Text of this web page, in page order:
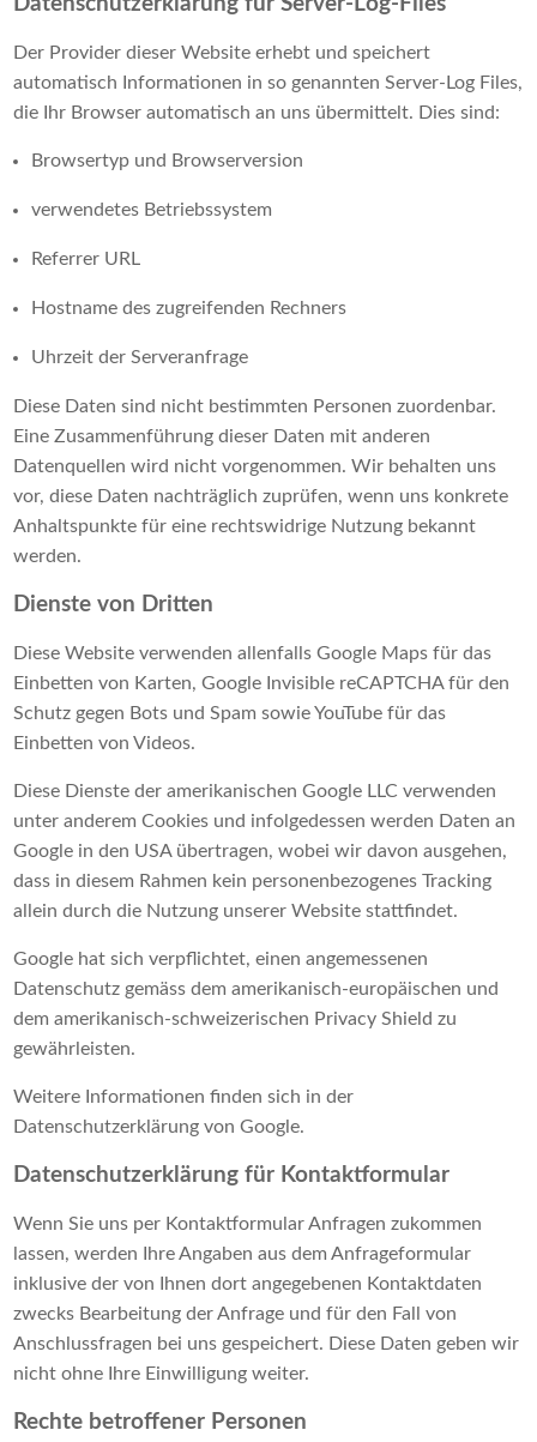
Datenschutzerklärung für Server-Log-Files
Der Provider dieser Website erhebt und speichert
automatisch Informationen in so genannten Server-Log Files,
die Ihr Browser automatisch an uns übermittelt. Dies sind:
Browsertyp und Browserversion
verwendetes Betriebssystem
Referrer URL
Hostname des zugreifenden Rechners
Uhrzeit der Serveranfrage
Diese Daten sind nicht bestimmten Personen zuordenbar.
Eine Zusammenführung dieser Daten mit anderen
Datenquellen wird nicht vorgenommen. Wir behalten uns
vor, diese Daten nachträglich zuprüfen, wenn uns konkrete
Anhaltspunkte für eine rechtswidrige Nutzung bekannt
werden.
Dienste von Dritten
Diese Website verwenden allenfalls Google Maps für das
Einbetten von Karten, Google Invisible reCAPTCHA für den
Schutz gegen Bots und Spam sowie YouTube für das
Einbetten von Videos.
Diese Dienste der amerikanischen Google LLC verwenden
unter anderem Cookies und infolgedessen werden Daten an
Google in den USA übertragen, wobei wir davon ausgehen,
dass in diesem Rahmen kein personenbezogenes Tracking
allein durch die Nutzung unserer Website stattfindet.
Google hat sich verpflichtet, einen angemessenen
Datenschutz gemäss dem amerikanisch-europäischen und
dem amerikanisch-schweizerischen Privacy Shield zu
gewährleisten.
Weitere Informationen finden sich in der
Datenschutzerklärung von Google.
Datenschutzerklärung für Kontaktformular
Wenn Sie uns per Kontaktformular Anfragen zukommen
lassen, werden Ihre Angaben aus dem Anfrageformular
inklusive der von Ihnen dort angegebenen Kontaktdaten
zwecks Bearbeitung der Anfrage und für den Fall von
Anschlussfragen bei uns gespeichert. Diese Daten geben wir
nicht ohne Ihre Einwilligung weiter.
Rechte betroffener Personen